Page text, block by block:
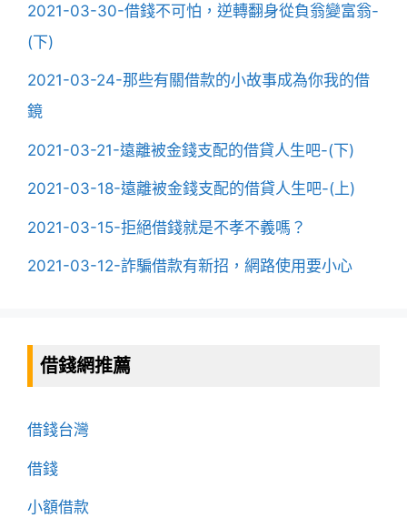
2021-03-30-借錢不可怕，逆轉翻身從負翁變富翁-
(下)
2021-03-24-那些有關借款的小故事成為你我的借
鏡
2021-03-21-遠離被金錢支配的借貸人生吧-(下)
2021-03-18-遠離被金錢支配的借貸人生吧-(上)
2021-03-15-拒絕借錢就是不孝不義嗎？
2021-03-12-詐騙借款有新招，網路使用要小心
借錢網推薦
借錢台灣
借錢
小額借款